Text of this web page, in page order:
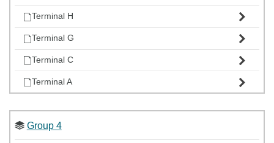
Terminal H
Terminal G
Terminal C
Terminal A
Group 4